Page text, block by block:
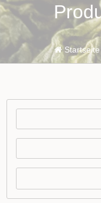
Startseite